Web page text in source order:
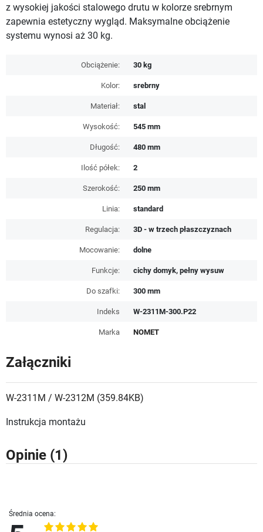
z wysokiej jakości stalowego drutu w kolorze srebrnym
zapewnia estetyczny wygląd. Maksymalne obciążenie
systemu wynosi aż 30 kg.
Obciążenie: 30 kg
Kolor: srebrny
Materiał: stal
Wysokość: 545 mm
Długość: 480 mm
Ilość półek: 2
Szerokość: 250 mm
Linia: standard
Regulacja: 3D - w trzech płaszczyznach
Mocowanie: dolne
Funkcje: cichy domyk, pełny wysuw
Do szafki: 300 mm
Indeks W-2311M-300.P22
Marka NOMET
Załączniki
W-2311M / W-2312M (359.84KB)
Instrukcja montażu
Opinie (1)
Średnia ocena: